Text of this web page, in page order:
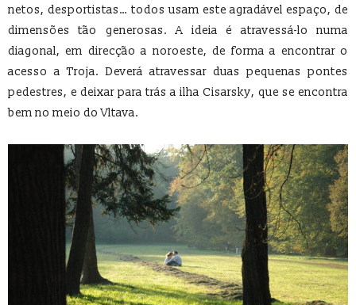
netos, desportistas… todos usam este agradável espaço, de
dimensões tão generosas. A ideia é atravessá-lo numa
diagonal, em direcção a noroeste, de forma a encontrar o
acesso a Troja. Deverá atravessar duas pequenas pontes
pedestres, e deixar para trás a ilha Cisarsky, que se encontra
bem no meio do Vltava.